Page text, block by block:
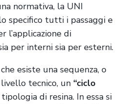
normativa, la UNI
specifico tutti i passaggi e
l’applicazione di
per interni sia per esterni.
esiste una sequenza, o
tecnico, un “ciclo
di resina. In essa si